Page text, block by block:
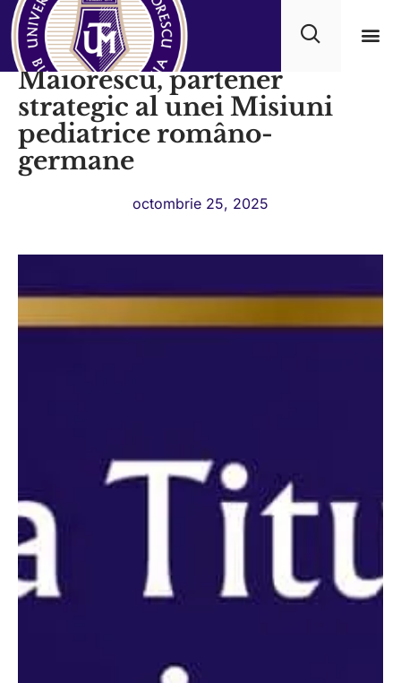
Universitatea Titu
Maiorescu, partener
strategic al unei Misiuni
pediatrice româno-
germane
octombrie 25, 2025